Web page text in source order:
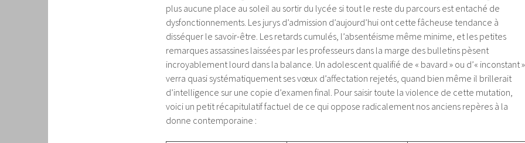
plus aucune place au soleil au sortir du lycée si tout le reste du parcours est entaché de
dysfonctionnements. Les jurys d’admission d’aujourd’hui ont cette fâcheuse tendance à
disséquer le savoir-être. Les retards cumulés, l’absentéisme même minime, et les petites
remarques assassines laissées par les professeurs dans la marge des bulletins pèsent
incroyablement lourd dans la balance. Un adolescent qualifié de « bavard » ou d’« inconstant »
verra quasi systématiquement ses vœux d’affectation rejetés, quand bien même il brillerait
d’intelligence sur une copie d’examen final. Pour saisir toute la violence de cette mutation,
voici un petit récapitulatif factuel de ce qui oppose radicalement nos anciens repères à la
donne contemporaine :